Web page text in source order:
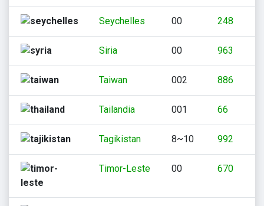
Seychelles 00 248
Siria 00 963
Taiwan 002 886
Tailandia 001 66
Tagikistan 8~10 992
Timor-Leste 00 670